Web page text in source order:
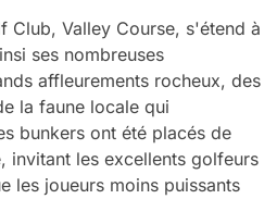
Club, Valley Course, s'étend à
ses nombreuses
affleurements rocheux, des
la faune locale qui
bunkers ont été placés de
invitant les excellents golfeurs
les joueurs moins puissants